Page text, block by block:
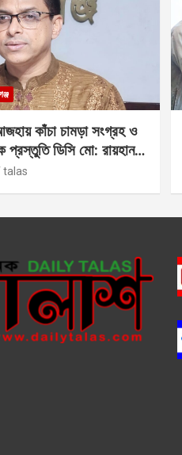
কাঁচা চামড়া সংগ্রহ ও
প্রস্তুতি ডিসি মো: রায়হান
talas